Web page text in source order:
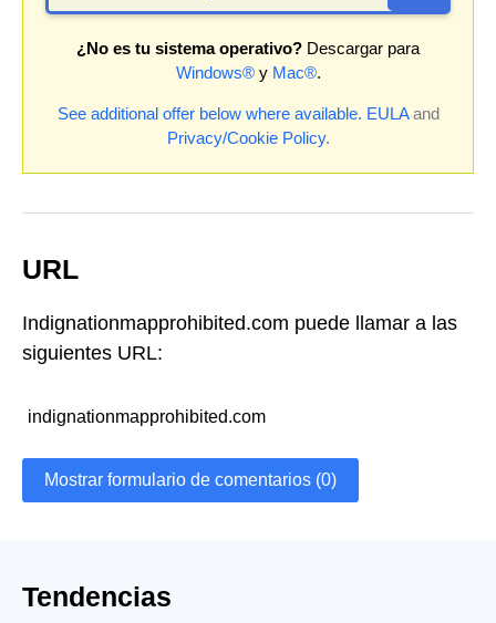
¿No es tu sistema operativo? Descargar para
Windows®y Mac®.
See additional offer below where available. EULAand
Privacy/Cookie Policy.
URL
Indignationmapprohibited.com puede llamar a las
siguientes URL:
indignationmapprohibited.com
Mostrar formulario de comentarios (0)
Tendencias